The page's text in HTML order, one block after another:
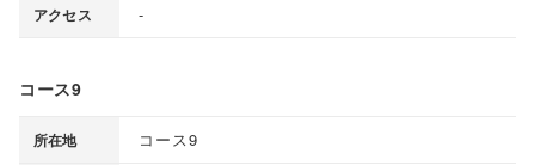
アクセス -
コース9
所在地 コース9